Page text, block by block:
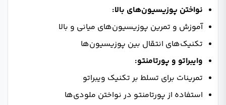
نواختن پوزیسیون‌های بالا:
آموزش و تمرین پوزیسیون‌های میانی و بالا
تکنیک‌های انتقال بین پوزیسیون‌ها
وایبراتو و پورتامنتو:
تمرینات برای تسلط بر تکنیک ویبراتو
استفاده از پورتامنتو در نواختن ملودی‌ها